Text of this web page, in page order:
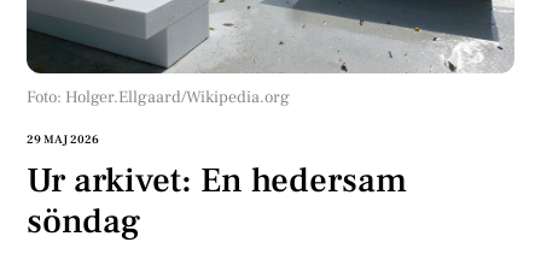
Foto: Holger.Ellgaard/Wikipedia.org
29 MAJ 2026
Ur arkivet: En hedersam
söndag